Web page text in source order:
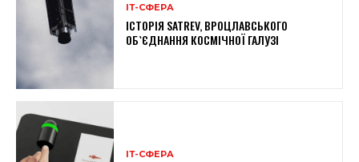
ІТ-СФЕРА
ІСТОРІЯ SATREV, ВРОЦЛАВСЬКОГО
ОБ`ЄДНАННЯ КОСМІЧНОЇ ГАЛУЗІ
ІТ-СФЕРА